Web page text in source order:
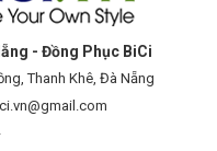
- Đồng Phục BiCi
Thanh Khê, Đà Nẵng